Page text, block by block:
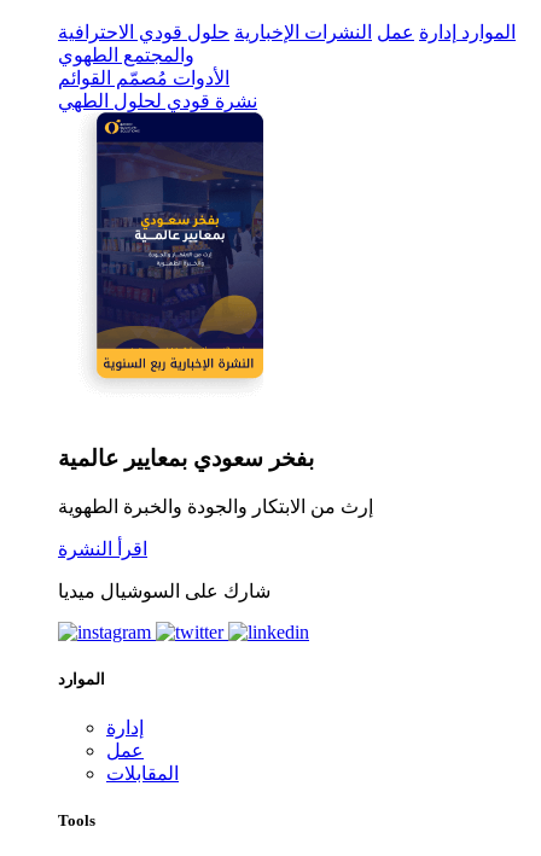
الموارد إدارة عمل النشرات الإخبارية حلول قودي الاحترافية
والمجتمع الطهوي
الأدوات مُصمّم القوائم
نشرة قودي لحلول الطهي
بفخر سعودي بمعايير عالمية
إرث من الابتكار والجودة والخبرة الطهوية
اقرأ النشرة
شارك على السوشيال ميديا
الموارد
إدارة
عمل
المقابلات
Tools